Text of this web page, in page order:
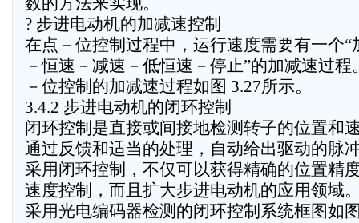
? 步进电动机的加减速控制
在点－位控制过程中，运行速度需要有一个“
－恒速－减速－低恒速－停止”的加减速过程
－位控制的加减速过程如图 3.27所示。
3.4.2 步进电动机的闭环控制
闭环控制是直接或间接地检测转子的位置和
通过反馈和适当的处理，自动给出驱动的脉
采用闭环控制，不仅可以获得精确的位置精
速度控制，而且扩大步进电动机的应用领域
采用光电编码器检测的闭环控制系统框图如